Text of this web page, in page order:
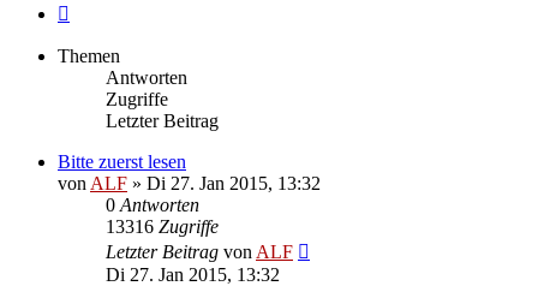
Themen
Antworten
Zugriffe
Letzter Beitrag
Bitte zuerst lesen
von ALF » Di 27. Jan 2015, 13:32
0 Antworten
13316 Zugriffe
Letzter Beitrag von ALF
Di 27. Jan 2015, 13:32